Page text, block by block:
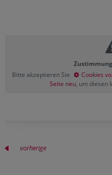
Bitte akzeptieren Sie
Cookies
Seite neu, um diesen
vorherige